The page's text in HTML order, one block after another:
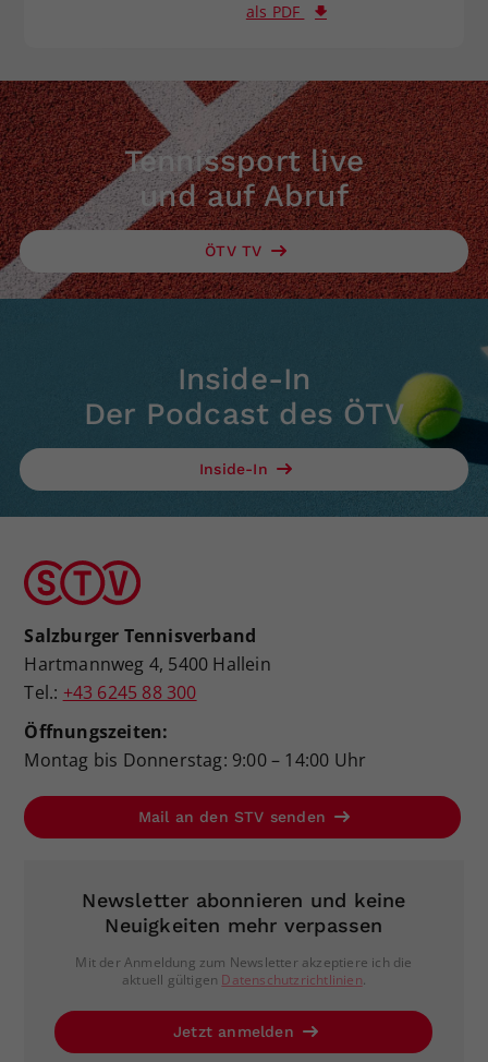
als PDF
Tennissport live
und auf Abruf
ÖTV TV
Inside-In
Der Podcast des ÖTV
Inside-In
Salzburger Tennisverband
Hartmannweg 4, 5400 Hallein
Tel.: +43 6245 88 300
Öffnungszeiten:
Montag bis Donnerstag: 9:00 – 14:00 Uhr
Mail an den STV senden
Newsletter abonnieren und keine
Neuigkeiten mehr verpassen
Mit der Anmeldung zum Newsletter akzeptiere ich die
aktuell gültigen Datenschutzrichtlinien.
Jetzt anmelden